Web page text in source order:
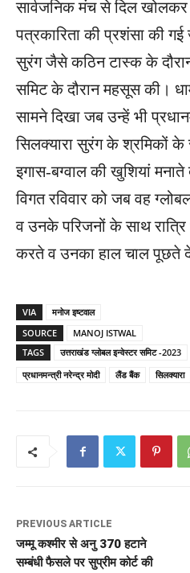
सार्वजनिक मंच से दिल
पत्रकारिता की प्रशंसा की गई
सुरंग जैसे कठिन टास्क के
समिट के दौरान महसूस की।
सामने दिखा जब उन्हें भी
सिलक्यारा सुरंग के श्रमिकों
इगास-बग्वाल की खुशियां
विगत रविवार को जब वह
व उनके परिजनों के साथ रात्रि
करते व उनका हाल चाल पूछते
VIA
मनोज इष्टवाल
SOURCE
MANOJ ISTWAL
TAGS
उत्तराखंड ग्लोबल इन्वेस्टर समिट -2023
प्रधानमन्त्री नरेन्द्र मोदी
लैंड बैंक सिलक्यारा
PREVIOUS ARTICLE
जम्मू कश्मीर से अनु 370 हटाने
सम्बंधी फैसले पर सुप्रीम कोर्ट की